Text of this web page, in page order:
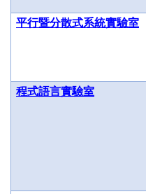
平行暨分散式系統實驗室
程式語言實驗室